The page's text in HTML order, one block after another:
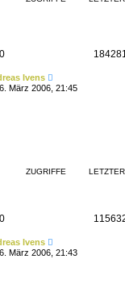
0
Ivens
März 2006, 21:45
ZUGRIFFE
0
Ivens
März 2006, 21:43